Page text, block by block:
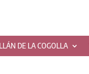
DE LA COGOLLA